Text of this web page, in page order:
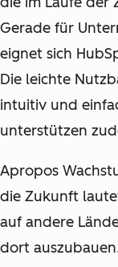
Gerade für
eignet sich
Die leichte
intuitiv und
unterstützen
Apropos
die Zukunft
auf andere
dort